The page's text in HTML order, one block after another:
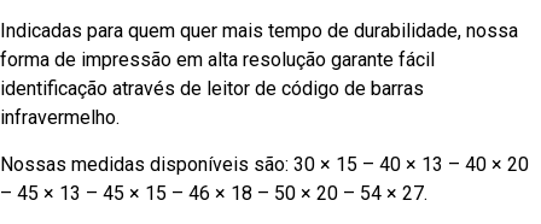
Indicadas para quem quer mais tempo de durabilidade, nossa
forma de impressão em alta resolução garante fácil
identificação através de leitor de código de barras
infravermelho.
Nossas medidas disponíveis são: 30 × 15 – 40 × 13 – 40 × 20
– 45 × 13 – 45 × 15 – 46 × 18 – 50 × 20 – 54 × 27.